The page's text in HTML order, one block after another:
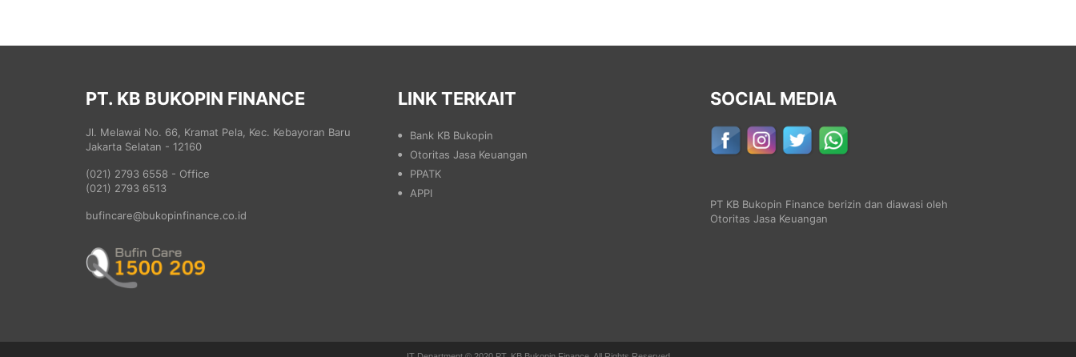
PT. KB BUKOPIN FINANCE
Jl. Melawai No. 66, Kramat Pela, Kec. Kebayoran Baru
Jakarta Selatan - 12160
(021) 2793 6558 - Office
(021) 2793 6513
bufincare@bukopinfinance.co.id
LINK TERKAIT
Bank KB Bukopin
Otoritas Jasa Keuangan
PPATK
APPI
SOCIAL MEDIA
PT KB Bukopin Finance berizin dan diawasi oleh
Otoritas Jasa Keuangan